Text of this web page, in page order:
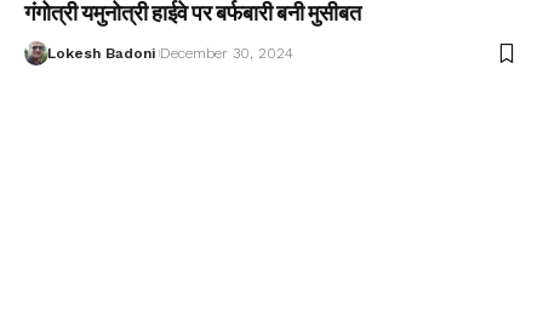
गंगोत्री यमुनोत्री हाईवे पर बर्फबारी बनी मुसीबत
Lokesh Badoni December 30, 2024